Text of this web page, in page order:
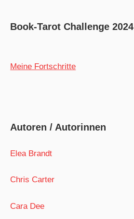
Book-Tarot Challenge 2024
Meine Fortschritte
Autoren / Autorinnen
Elea Brandt
Chris Carter
Cara Dee